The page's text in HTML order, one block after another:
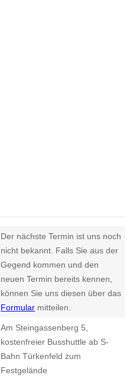
Der nächste Termin ist uns noch
nicht bekannt. Falls Sie aus der
Gegend kommen und den
neuen Termin bereits kennen,
können Sie uns diesen über das
Formular mitteilen.
Am Steingassenberg 5,
kostenfreier Busshuttle ab S-
Bahn Türkenfeld zum
Festgelände